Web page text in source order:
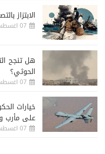
الابتزاز
07 اغسطس, 2026
هل تنجح
الحوثي؟
07 اغسطس, 2026
خيارات
على مأرب
07 اغسطس, 2026